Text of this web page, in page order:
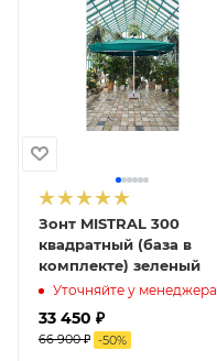
Зонт MISTRAL 300
квадратный (база в
комплекте) зеленый
Уточняйте у менеджера
33 450 ₽
66 900 ₽ -50%